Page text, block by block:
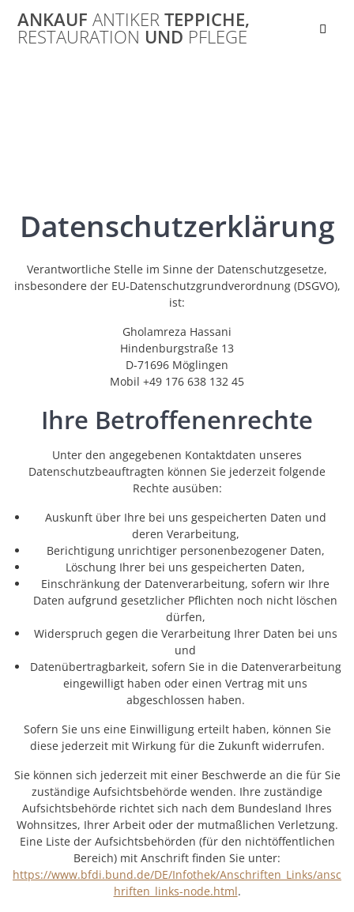
to
content
ANKAUF ANTIKERTEPPICHE,
RESTAURATION UND PFLEGE
Datenschutzerklärung
Verantwortliche Stelle im Sinne der Datenschutzgesetze,
insbesondere der EU-Datenschutzgrundverordnung (DSGVO),
ist:
Gholamreza Hassani
Hindenburgstraße 13
D-71696 Möglingen
Mobil +49 176 638 132 45
Ihre Betroffenenrechte
Unter den angegebenen Kontaktdaten unseres
Datenschutzbeauftragten können Sie jederzeit folgende
Rechte ausüben:
Auskunft über Ihre bei uns gespeicherten Daten und
deren Verarbeitung,
Berichtigung unrichtiger personenbezogener Daten,
Löschung Ihrer bei uns gespeicherten Daten,
Einschränkung der Datenverarbeitung, sofern wir Ihre
Daten aufgrund gesetzlicher Pflichten noch nicht löschen
dürfen,
Widerspruch gegen die Verarbeitung Ihrer Daten bei uns
und
Datenübertragbarkeit, sofern Sie in die Datenverarbeitung
eingewilligt haben oder einen Vertrag mit uns
abgeschlossen haben.
Sofern Sie uns eine Einwilligung erteilt haben, können Sie
diese jederzeit mit Wirkung für die Zukunft widerrufen.
Sie können sich jederzeit mit einer Beschwerde an die für Sie
zuständige Aufsichtsbehörde wenden. Ihre zuständige
Aufsichtsbehörde richtet sich nach dem Bundesland Ihres
Wohnsitzes, Ihrer Arbeit oder der mutmaßlichen Verletzung.
Eine Liste der Aufsichtsbehörden (für den nichtöffentlichen
Bereich) mit Anschrift finden Sie unter:
https://www.bfdi.bund.de/DE/Infothek/Anschriften_Links/ansc
hriften_links-node.html.